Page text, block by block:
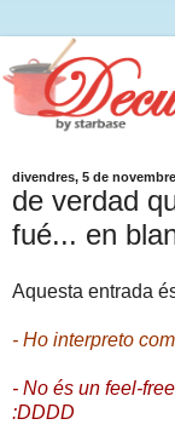
divendres, 5 de
de verdad
fué... en
Aquesta entrada
- Ho interpreto
- No és un feel-
:DDDD